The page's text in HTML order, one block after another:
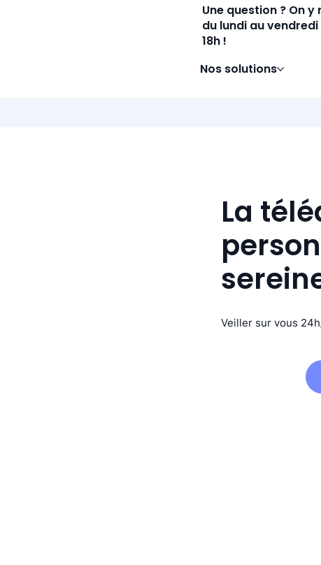
Une question ? On y
du lundi au vendredi
18h !
Nos solutions
La
Veiller sur vous